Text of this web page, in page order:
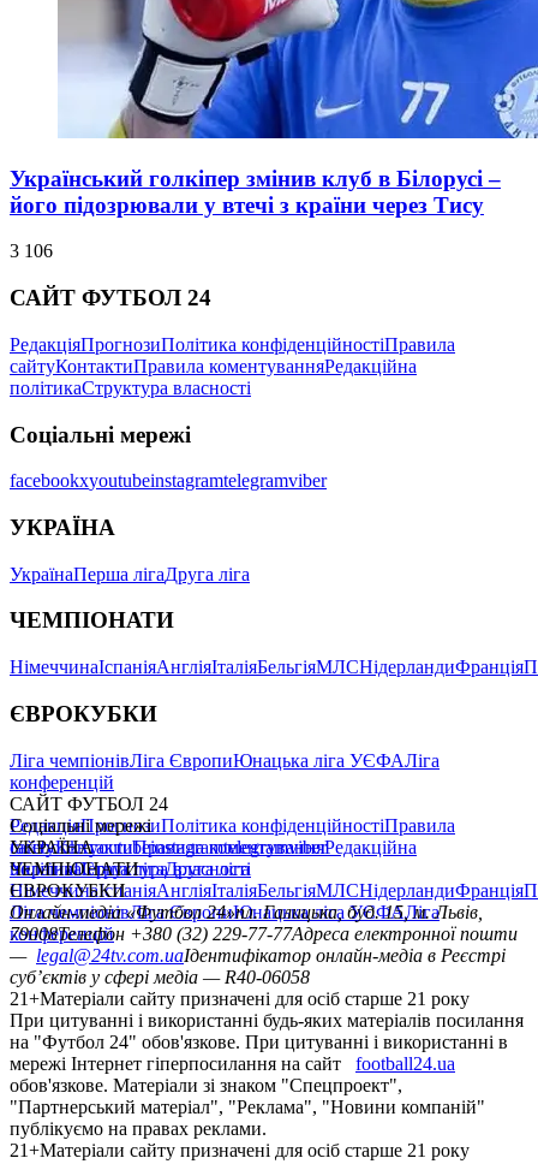
Український голкіпер змінив клуб в Білорусі –
його підозрювали у втечі з країни через Тису
3 106
САЙТ ФУТБОЛ 24
РедакціяПрогнозиПолітика конфіденційностіПравила
сайтуКонтактиПравила коментуванняРедакційна
політикаСтруктура власності
Соціальні мережі
facebookxyoutubeinstagramtelegramviber
УКРАЇНА
УкраїнаПерша лігаДруга ліга
ЧЕМПІОНАТИ
НімеччинаІспаніяАнгліяІталіяБельгіяМЛСНідерландиФранція
ЄВРОКУБКИ
Ліга чемпіонівЛіга ЄвропиЮнацька ліга УЄФАЛіга
конференцій
САЙТ ФУТБОЛ 24
РедакціяПрогнозиПолітика конфіденційностіПравила
сайтуКонтактиПравила коментуванняРедакційна
політикаСтруктура власності
Соціальні мережі
facebookxyoutubeinstagramtelegramviber
УКРАЇНА
УкраїнаПерша лігаДруга ліга
ЧЕМПІОНАТИ
НімеччинаІспаніяАнгліяІталіяБельгіяМЛСНідерландиФранція
ЄВРОКУБКИ
Ліга чемпіонівЛіга ЄвропиЮнацька ліга УЄФАЛіга
конференцій
Онлайн-медіа «Футбол 24»пл. Галицька, буд. 15, м. Львів,
79008Телефон +380 (32) 229-77-77Адреса електронної пошти
— legal@24tv.com.uaІдентифікатор онлайн-медіа в Реєстрі
суб’єктів у сфері медіа — R40-06058
21+Матеріали сайту призначені для осіб старше 21 року
При цитуванні і використанні будь-яких матеріалів посилання
на "Футбол 24" обов'язкове. При цитуванні і використанні в
мережі Інтернет гіперпосилання на сайт
football24.ua
обов'язкове. Матеріали зі знаком "Спецпроект",
"Партнерський матеріал", "Реклама", "Новини компаній"
публікуємо на правах реклами.
21+Матеріали сайту призначені для осіб старше 21 року